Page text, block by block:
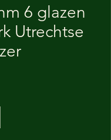
6 glazen
Utrechtse